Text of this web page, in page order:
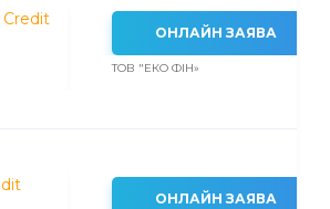
ОНЛАЙН ЗАЯВА
ТОВ "ЕКО ФІН»
ОНЛАЙН ЗАЯВА